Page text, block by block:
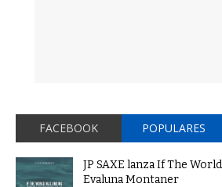
FACEBOOK POPULARES
JP SAXE lanza If The
Evaluna Montaner